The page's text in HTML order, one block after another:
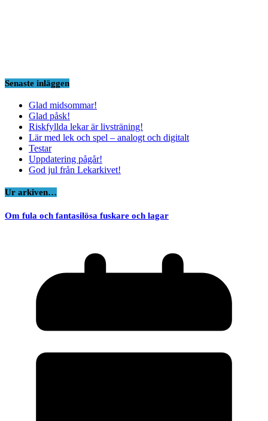
Senaste inläggen
Glad midsommar!
Glad påsk!
Riskfyllda lekar är livsträning!
Lär med lek och spel – analogt och digitalt
Testar
Uppdatering pågår!
God jul från Lekarkivet!
Ur arkiven…
Om fula och fantasilösa fuskare och lagar